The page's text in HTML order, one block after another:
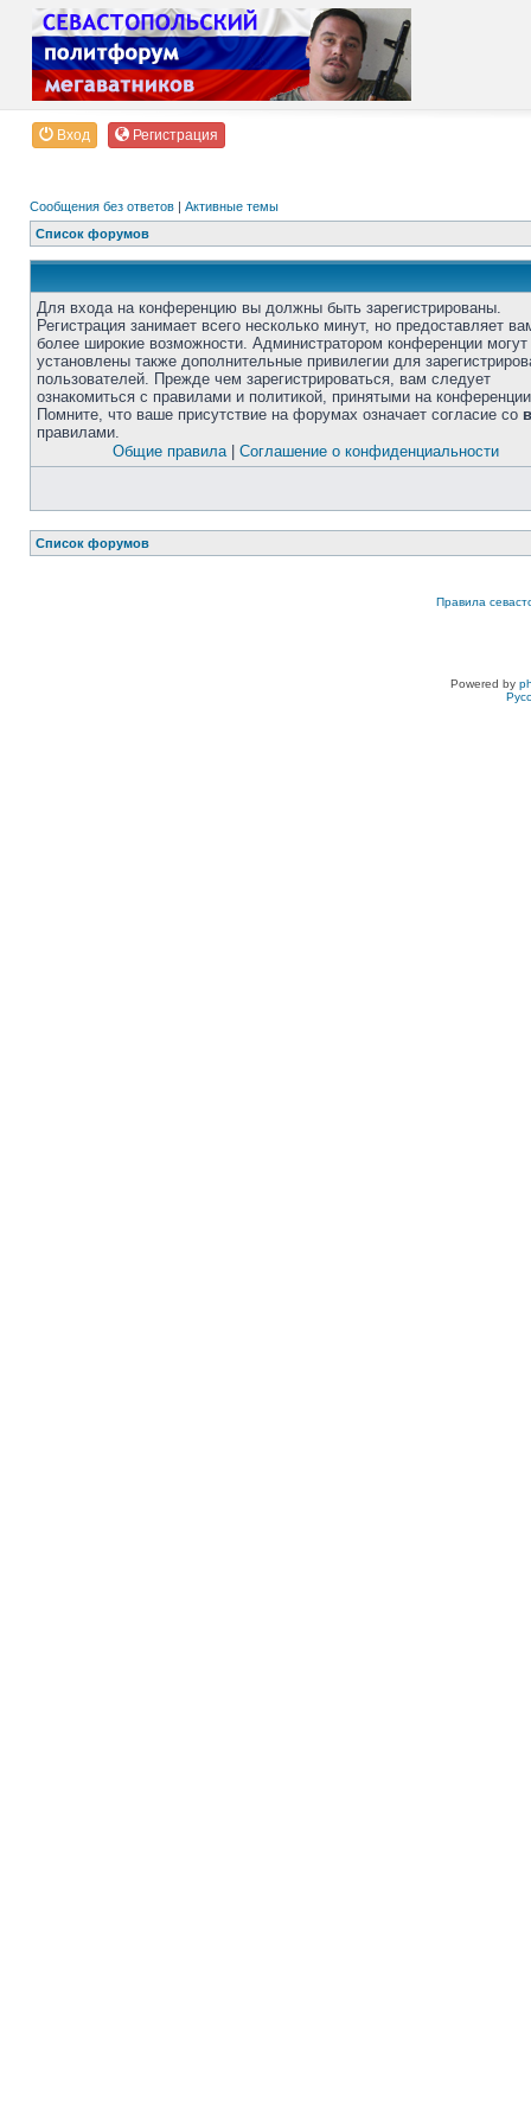
Вход Регистрация
Сообщения без ответов | Активные темы
Список форумов
Для входа на конференцию вы должны быть зарегистрированы.
Регистрация занимает всего несколько минут, но предоставляет
более широкие возможности. Администратором конференции
установлены также дополнительные привилегии для
пользователей. Прежде чем зарегистрироваться, вам следует
ознакомиться с правилами и политикой, принятыми на
Помните, что ваше присутствие на форумах означает согласие со
правилами.
Общие правила| Соглашение о конфиденциальности
Список форумов
Правила
Powered by